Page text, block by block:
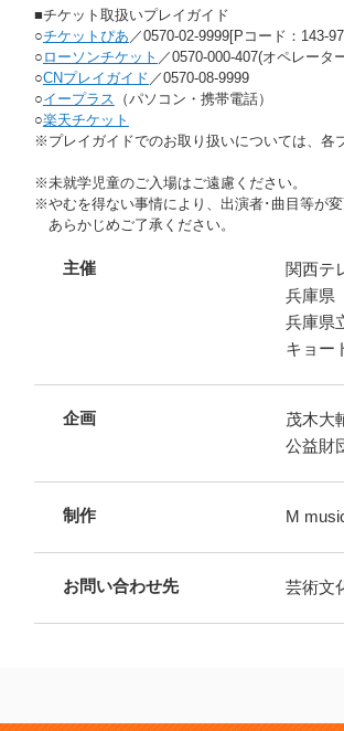
■チケット取扱いプレイガイド
○チケットぴあ ／0570-02-9999[Pコード：143-
○ ローソンチケット ／0570-000-407(オペレータ
○CNプレイガイド ／0570-08-9999
○イープラス
（パソコン・携帯電話）
○楽天チケット
※プレイガイドでのお取り扱いについては、各
※未就学児童のご入場はご遠慮ください。
※やむを得ない事情により、出演者･曲目等が変
あらかじめご了承ください。
主催
関西テ
兵庫県
兵庫県
キョー
企画
茂木大
公益財
制作 M
お問い合わせ先 芸術文